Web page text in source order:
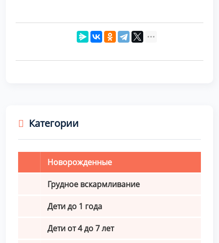
Категории
Новорожденные
Грудное вскармливание
Дети до 1 года
Дети от 4 до 7 лет